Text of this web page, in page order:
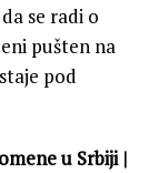
se radi o
pušten na
pod
u Srbiji |